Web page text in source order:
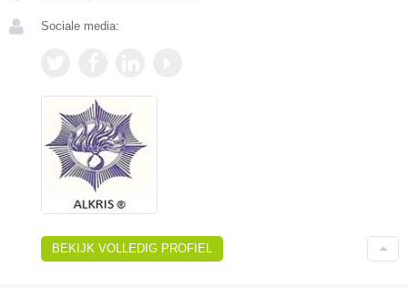
Sociale media:
BEKIJK VOLLEDIG PROFIEL